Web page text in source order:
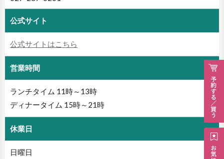
公式サイト
公式サイトはこちら
営業時間
ランチタイム 11時～13時
ディナータイム 15時～21時
休業日
日曜日